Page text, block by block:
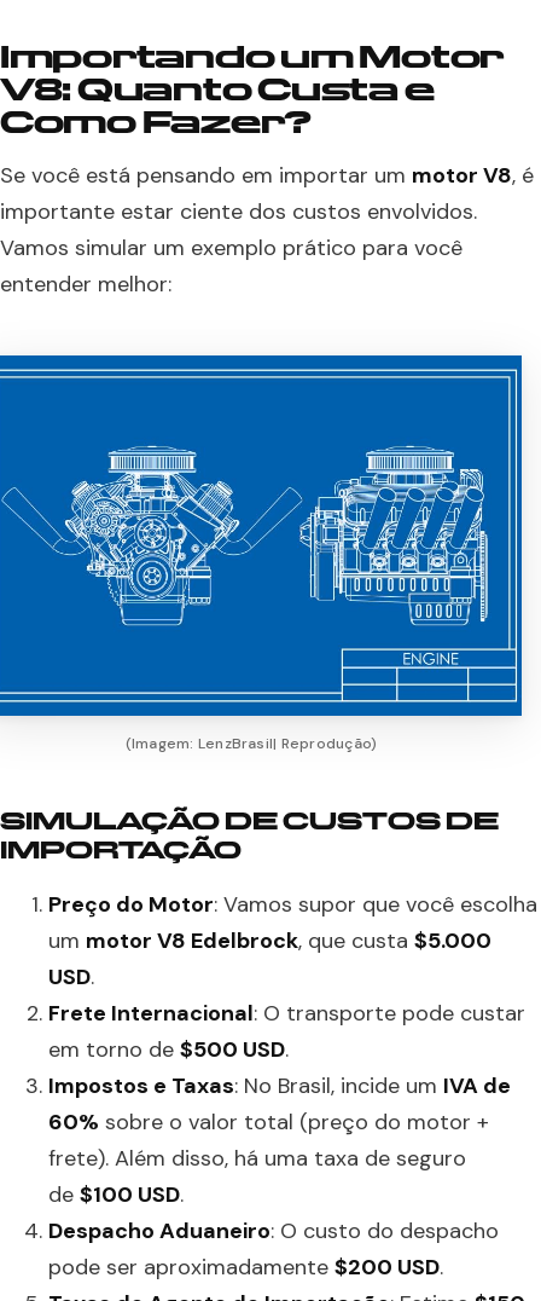
Importando um Motor
V8: Quanto Custa e
Como Fazer?
Se você está pensando em importar um motor V8, é
importante estar ciente dos custos envolvidos.
Vamos simular um exemplo prático para você
entender melhor:
(Imagem: LenzBrasil| Reprodução)
SIMULAÇÃO DE CUSTOS DE
IMPORTAÇÃO
Preço do Motor: Vamos supor que você escolha
um motor V8 Edelbrock, que custa $5.000
USD.
Frete Internacional: O transporte pode custar
em torno de $500 USD.
Impostos e Taxas: No Brasil, incide um IVA de
60% sobre o valor total (preço do motor +
frete). Além disso, há uma taxa de seguro
de $100 USD.
Despacho Aduaneiro: O custo do despacho
pode ser aproximadamente $200 USD.